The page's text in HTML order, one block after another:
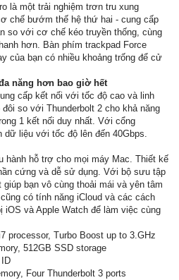
là một trải nghiệm trơn tru xung
chế bướm thế hệ thứ hai - cung cấp
so với cơ chế kéo truyền thống, cùng
hơn. Bàn phím trackpad Force
của bạn có nhiều khoảng trống để cử
năng hơn bao giờ hết
cấp kết nối với tốc độ cao và linh
so với Thunderbolt 2 cho khả năng
1 kết nối duy nhất. Với cổng
dữ liệu với tốc độ lên đến 40Gbps.
hành hỗ trợ cho mọi máy Mac. Thiết kế
cứng và dễ sử dụng. Với bộ sưu tập
bạn vô cùng thoải mái và yên tâm
có tính năng iCloud và các cách
iOS và Apple Watch để làm việc cùng
processor, Turbo Boost up to 3.GHz
512GB SSD storage
Four Thunderbolt 3 ports